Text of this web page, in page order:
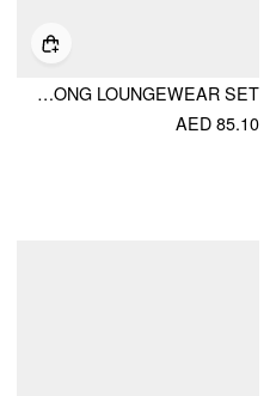
FLORAL LACE SWEETHEART CAMI TOP & HIGH RISE THONG LOUNGEWEAR SET
AED 85.10